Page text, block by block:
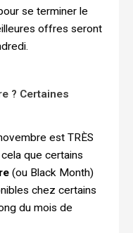
se terminer le
offres seront
? Certaines
est TRÈS
que certains
(ou Black Month)
chez certains
du mois de